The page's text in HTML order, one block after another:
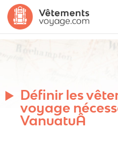
Définir les
voyage
VanuatuÂ